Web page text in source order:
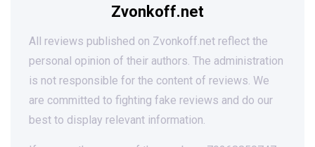
Zvonkoff.net
All reviews published on Zvonkoff.net reflect the
personal opinion of their authors. The administration
is not responsible for the content of reviews. We
are committed to fighting fake reviews and do our
best to display relevant information.